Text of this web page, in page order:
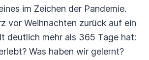
im Zeichen der Pandemie.
vor Weihnachten zurück auf ein
deutlich mehr als 365 Tage hat:
Was haben wir gelernt?